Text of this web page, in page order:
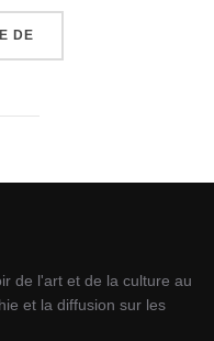
DE
de l'art et de la culture au
et la diffusion sur les